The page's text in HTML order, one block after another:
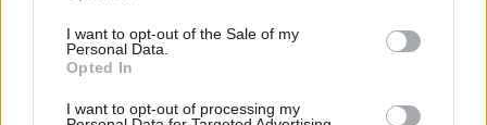
Please note that this website/app uses one or more Google
services and may gather and store information including but
not limited to your visit or usage behaviour. You may click to
grant or deny consent to Google and its third-party tags to
consent section.
I want to opt-out of the Sale of my
Personal Data.
Opted In
I want to opt-out of processing my